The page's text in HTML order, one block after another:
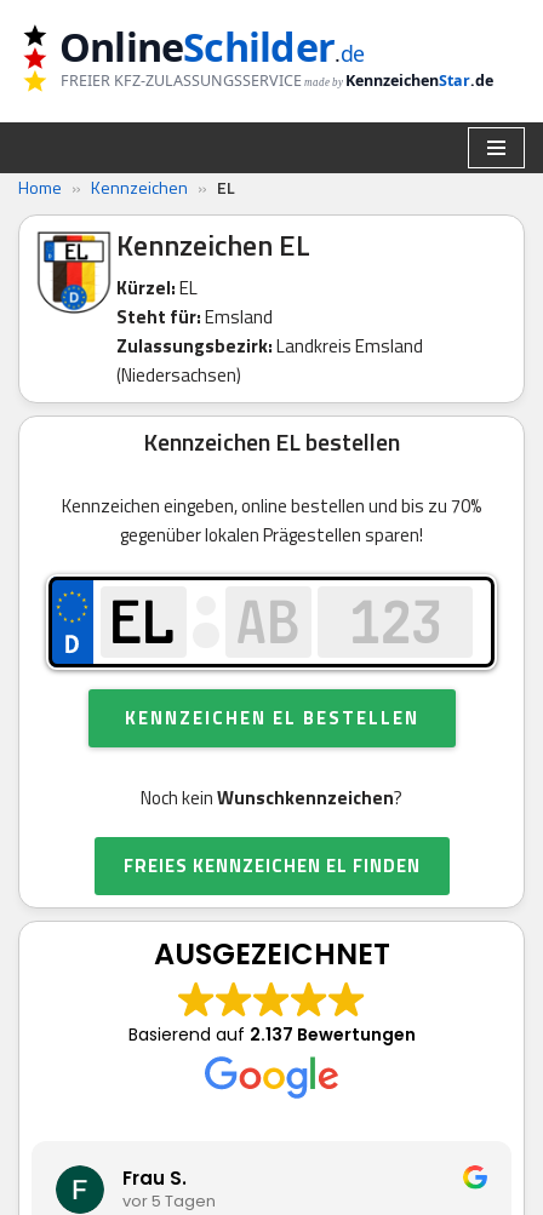
Zum
Inhalt
springen
OnlineSchilder.de
FREIER KFZ-ZULASSUNGSSERVICE made by KennzeichenStar.de
Home » Kennzeichen » EL
Kennzeichen EL
Kürzel:EL
Steht für:Emsland
Zulassungsbezirk:Landkreis Emsland
(Niedersachsen)
Kennzeichen EL bestellen
Kennzeichen eingeben, online bestellen und bis zu 70%
gegenüber lokalen Prägestellen sparen!
KENNZEICHEN EL BESTELLEN
Noch keinWunschkennzeichen?
FREIES KENNZEICHEN EL FINDEN
AUSGEZEICHNET
Basierend auf 2.137 Bewertungen
5 Tagen